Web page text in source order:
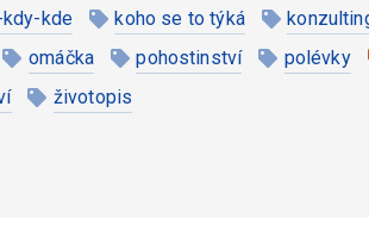
kde koho se to týká
omáčka pohostinství polévky
životopis